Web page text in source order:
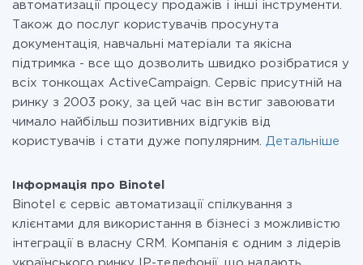
автоматизації процесу продажів і інші інструменти.
Також до послуг користувачів просунута
документація, навчальні матеріали та якісна
підтримка - все що дозволить швидко розібратися у
всіх тонкощах ActiveCampaign. Сервіс присутній на
ринку з 2003 року, за цей час він встиг завоювати
чимало найбільш позитивних відгуків від
користувачів і стати дуже популярним. Детальніше
Інформація про Binotel
Binotel є сервіс автоматизації спілкування з
клієнтами для використання в бізнесі з можливістю
інтеграції в власну CRM. Компанія є одним з лідерів